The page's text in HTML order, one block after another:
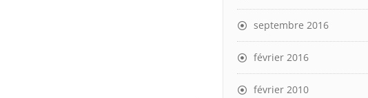
septembre 2016
février 2016
février 2010